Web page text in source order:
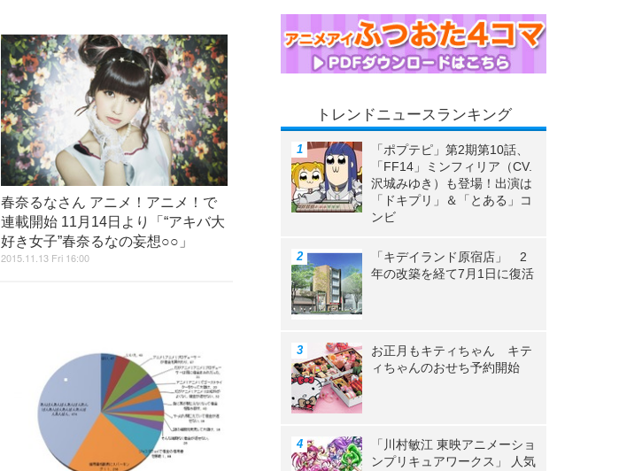
春奈るなさん アニメ！アニメ！で
連載開始 11月14日より「“アキバ大
好き女子”春奈るなの妄想○○」
2015.11.13 Fri 16:00
トレンドニュースランキング
「ポプテピ」第2期第10話、
「FF14」ミンフィリア（CV.
沢城みゆき）も登場！出演は
「ドキプリ」＆「とある」コ
ンビ
「キデイランド原宿店」 2
年の改築を経て7月1日に復活
お正月もキティちゃん キテ
ィちゃんのおせち予約開始
「川村敏江 東映アニメーショ
ンプリキュアワークス」 人気